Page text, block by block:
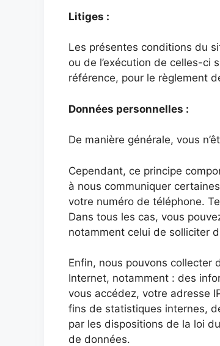
Litiges :
Les présentes conditions du
ou de l’exécution de celles-ci
référence, pour le règlement
Données personnelles :
De manière générale, vous
Cependant, ce principe
à nous communiquer
votre numéro de téléphone.
Dans tous les cas, vous
notamment celui de solliciter
Enfin, nous pouvons collecter
Internet, notamment : des
vous accédez, votre adresse
fins de statistiques internes,
par les dispositions de la loi
de données.